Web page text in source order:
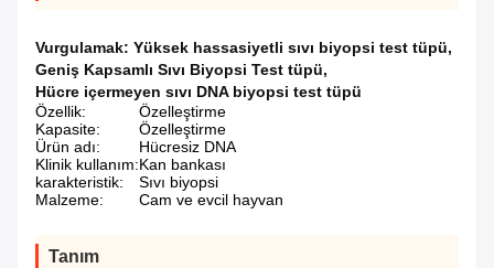
Vurgulamak: Yüksek hassasiyetli sıvı biyopsi test tüpü,
Geniş Kapsamlı Sıvı Biyopsi Test tüpü,
Hücre içermeyen sıvı DNA biyopsi test tüpü
Özellik:
Özelleştirme
Kapasite:
Özelleştirme
Ürün adı:
Hücresiz DNA
Klinik kullanım:Kan bankası
karakteristik:
Sıvı biyopsi
Malzeme:
Cam ve evcil hayvan
Tanım